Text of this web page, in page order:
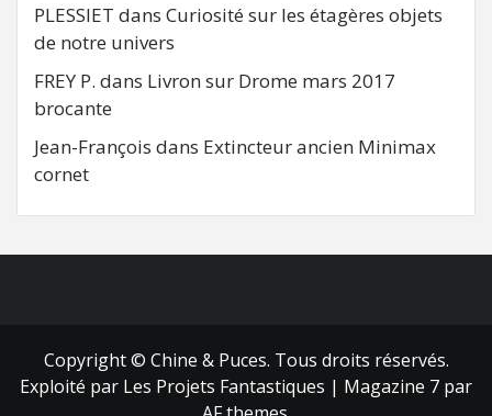
PLESSIET dans Curiosité sur les étagères objets
de notre univers
FREY P. dans Livron sur Drome mars 2017
brocante
Jean-François dans Extincteur ancien Minimax
cornet
Copyright © Chine & Puces. Tous droits réservés.
Exploité par Les Projets Fantastiques | Magazine 7 par